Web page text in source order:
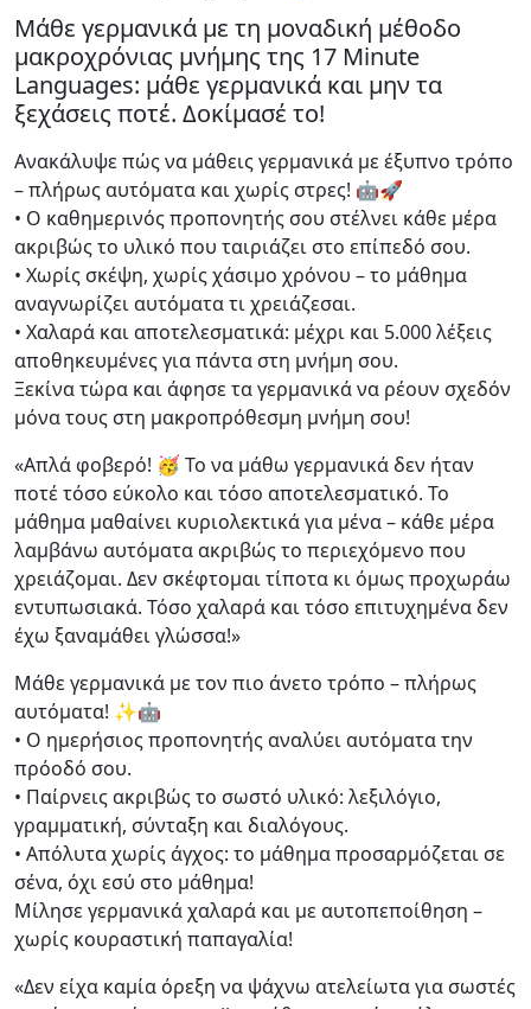
Μάθε γερμανικά με τη μοναδική μέθοδο
μακροχρόνιας μνήμης της 17 Minute
Languages: μάθε γερμανικά και μην τα
ξεχάσεις ποτέ. Δοκίμασέ το!
Ανακάλυψε πώς να μάθεις γερμανικά με έξυπνο τρόπο
– πλήρως αυτόματα και χωρίς στρες! 🤖🚀
• Ο καθημερινός προπονητής σου στέλνει κάθε μέρα
ακριβώς το υλικό που ταιριάζει στο επίπεδό σου.
• Χωρίς σκέψη, χωρίς χάσιμο χρόνου – το μάθημα
αναγνωρίζει αυτόματα τι χρειάζεσαι.
• Χαλαρά και αποτελεσματικά: μέχρι και 5.000 λέξεις
αποθηκευμένες για πάντα στη μνήμη σου.
Ξεκίνα τώρα και άφησε τα γερμανικά να ρέουν σχεδόν
μόνα τους στη μακροπρόθεσμη μνήμη σου!
«Απλά φοβερό! 🥳 Το να μάθω γερμανικά δεν ήταν
ποτέ τόσο εύκολο και τόσο αποτελεσματικό. Το
μάθημα μαθαίνει κυριολεκτικά για μένα – κάθε μέρα
λαμβάνω αυτόματα ακριβώς το περιεχόμενο που
χρειάζομαι. Δεν σκέφτομαι τίποτα κι όμως προχωράω
εντυπωσιακά. Τόσο χαλαρά και τόσο επιτυχημένα δεν
έχω ξαναμάθει γλώσσα!»
Μάθε γερμανικά με τον πιο άνετο τρόπο – πλήρως
αυτόματα! ✨🤖
• Ο ημερήσιος προπονητής αναλύει αυτόματα την
πρόοδό σου.
• Παίρνεις ακριβώς το σωστό υλικό: λεξιλόγιο,
γραμματική, σύνταξη και διαλόγους.
• Απόλυτα χωρίς άγχος: το μάθημα προσαρμόζεται σε
σένα, όχι εσύ στο μάθημα!
Μίλησε γερμανικά χαλαρά και με αυτοπεποίθηση –
χωρίς κουραστική παπαγαλία!
«Δεν είχα καμία όρεξη να ψάχνω ατελείωτα για σωστές